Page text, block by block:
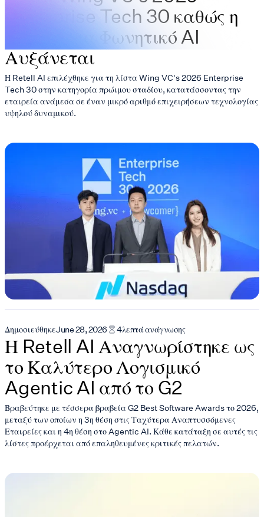
Enterprise Tech 30 καθώς η
Ζήτηση για Φωνητικό AI
Αυξάνεται
Η Retell AI επιλέχθηκε για τη λίστα Wing VC's 2026 Enterprise
Tech 30 στην κατηγορία πρώιμου σταδίου, κατατάσσοντας την
εταιρεία ανάμεσα σε έναν μικρό αριθμό επιχειρήσεων τεχνολογίας
υψηλού δυναμικού.
ΔημοσιεύθηκεJune 28, 2026 4λεπτά ανάγνωσης
Η Retell AI Αναγνωρίστηκε ως
το Καλύτερο Λογισμικό
Agentic AI από το G2
Βραβεύτηκε με τέσσερα βραβεία G2 Best Software Awards το 2026,
μεταξύ των οποίων η 3η θέση στις Ταχύτερα Αναπτυσσόμενες
Εταιρείες και η 4η θέση στο Agentic AI. Κάθε κατάταξη σε αυτές τις
λίστες προέρχεται από επαληθευμένες κριτικές πελατών.